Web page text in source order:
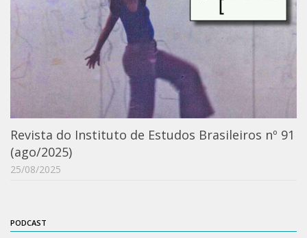
Ver – Anita Malfatti
Novos Projetos
Manuel Correia de Andrade
Graduação
Sobre a Graduação
1° semestre
Revista do Instituto de Estudos Brasileiros nº 91
(ago/2025)
25/08/2025
PODCAST